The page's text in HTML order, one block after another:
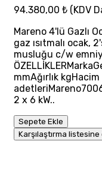
94.380,00 ₺ (KDV
Mareno 4'lü Gazlı
gaz ısıtmalı ocak,
musluğu c/w
mmAğırlık
2 x 6 kW..
Sepete Ekle
Karşılaştırma listesine